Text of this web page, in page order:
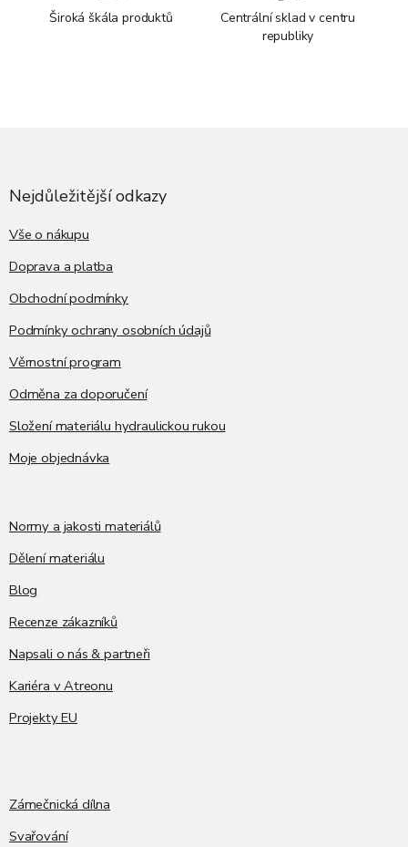
Široká škála produktů
Centrální sklad v centru
republiky
Nejdůležitější odkazy
Vše o nákupu
Doprava a platba
Obchodní podmínky
Podmínky ochrany osobních údajů
Věrnostní program
Odměna za doporučení
Složení materiálu hydraulickou rukou
Moje objednávka
Normy a jakosti materiálů
Dělení materiálu
Blog
Recenze zákazníků
Napsali o nás & partneři
Kariéra v Atreonu
Projekty EU
Zámečnická dílna
Svařování